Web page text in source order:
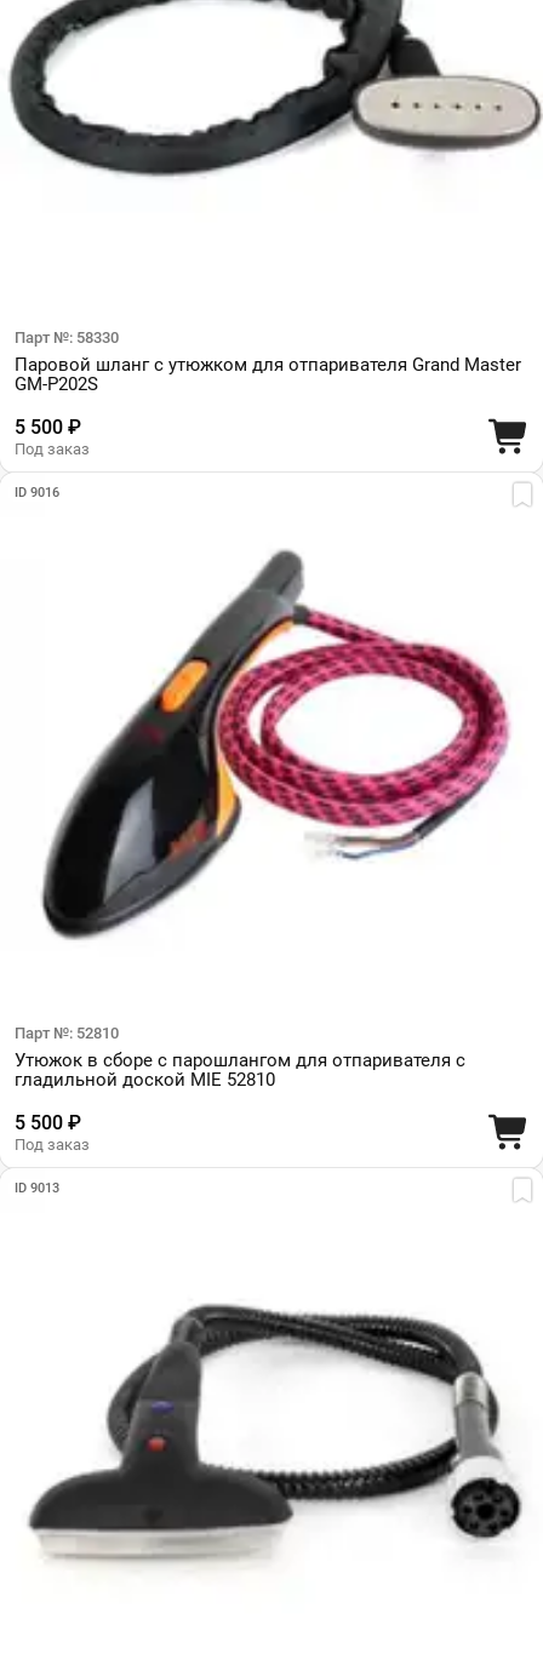
Парт №: 58330
Паровой шланг с утюжком для отпаривателя Grand Master
GM-P202S
5 500 ₽
Под заказ
ID 9016
Парт №: 52810
Утюжок в сборе с парошлангом для отпаривателя с
гладильной доской MIE 52810
5 500 ₽
Под заказ
ID 9013